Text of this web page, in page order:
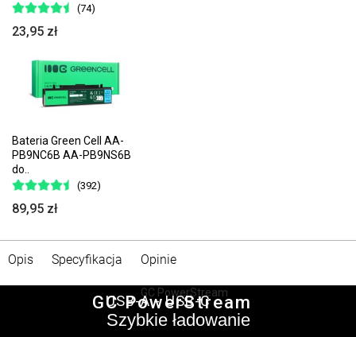
(74)
23,95 zł
Bateria Green Cell AA-
PB9NC6B AA-PB9NS6B
do..
(392)
89,95 zł
Opis Specyfikacja Opinie
GC PowerStream
USB-A - USB-C
Szybkie ładowanie